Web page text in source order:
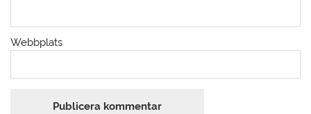
Webbplats